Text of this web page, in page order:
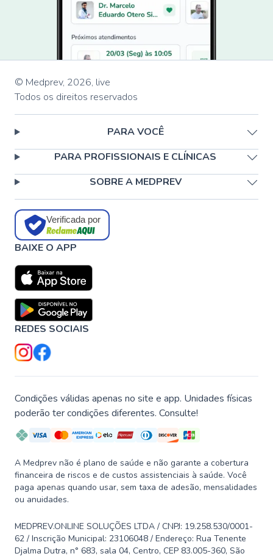
© Medprev, 2026, live
Todos os direitos reservados
PARA VOCÊ
PARA PROFISSIONAIS E CLÍNICAS
SOBRE A MEDPREV
Verificada por
BAIXE O APP
REDES SOCIAIS
Condições válidas apenas no site e app. Unidades físicas
poderão ter condições diferentes. Consulte!
A Medprev não é plano de saúde e não garante a cobertura
financeira de riscos e de custos assistenciais à saúde. Você
paga apenas quando usar, sem taxa de adesão, mensalidades
ou anuidades.
MEDPREV.ONLINE SOLUÇÕES LTDA / CNPJ: 19.258.530/0001-
62 / Inscrição Municipal: 23106048 / Endereço: Rua Tenente
Djalma Dutra, n° 683, sala 04, Centro, CEP 83.005-360, São